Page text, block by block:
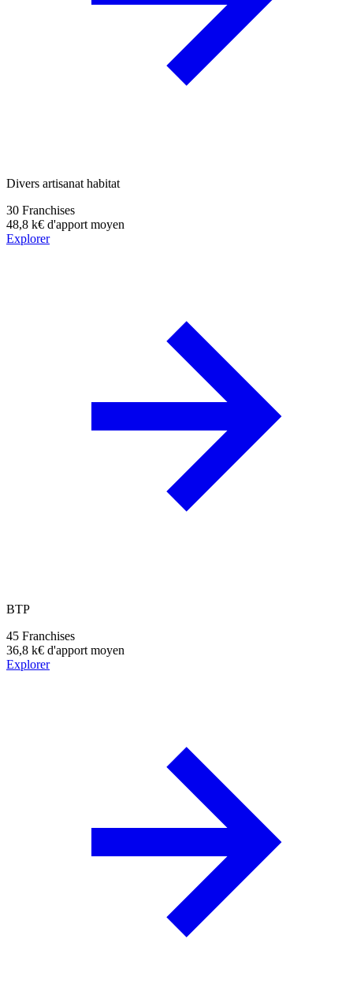
Divers artisanat habitat
30 Franchises
48,8 k€ d'apport moyen
Explorer
BTP
45 Franchises
36,8 k€ d'apport moyen
Explorer